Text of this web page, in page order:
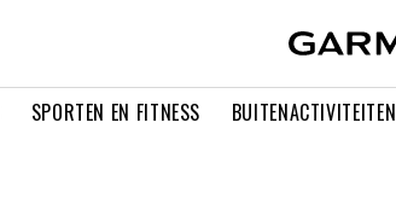
SPORTEN EN FITNESS BUITENACTIVITEITEN